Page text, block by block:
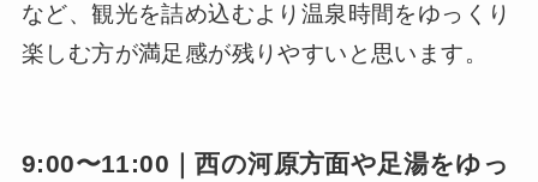
など、観光を詰め込むより温泉時間をゆっくり
楽しむ方が満足感が残りやすいと思います。
9:00〜11:00｜西の河原方面や足湯をゆっ